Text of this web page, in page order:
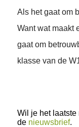
Als het gaat om
Want wat maakt
gaat om
klasse van de
Wil je het
de nieuwsbrief.